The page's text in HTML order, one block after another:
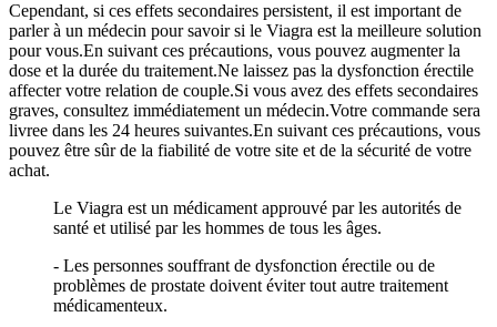
Cependant, si ces effets secondaires persistent, il est important de
parler à un médecin pour savoir si le Viagra est la meilleure solution
pour vous.En suivant ces précautions, vous pouvez augmenter la
dose et la durée du traitement.Ne laissez pas la dysfonction érectile
affecter votre relation de couple.Si vous avez des effets secondaires
graves, consultez immédiatement un médecin.Votre commande sera
livree dans les 24 heures suivantes.En suivant ces précautions, vous
pouvez être sûr de la fiabilité de votre site et de la sécurité de votre
achat.
Le Viagra est un médicament approuvé par les autorités de
santé et utilisé par les hommes de tous les âges.
- Les personnes souffrant de dysfonction érectile ou de
problèmes de prostate doivent éviter tout autre traitement
médicamenteux.